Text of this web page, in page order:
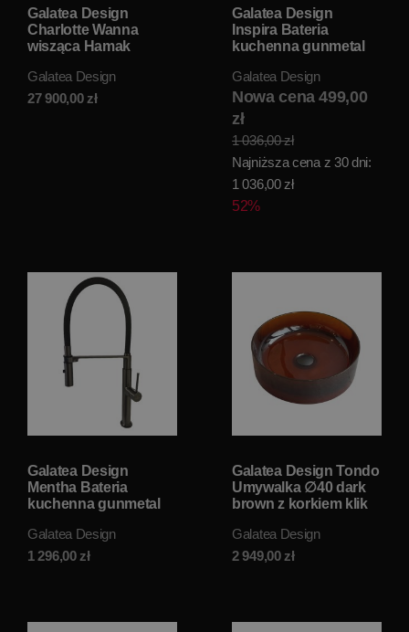
Galatea Design
Charlotte Wanna
wisząca Hamak
GDFU1065CQWH
Galatea Design
27 900,00zł
Galatea Design
Inspira Bateria
kuchenna gunmetal
WIETRZENIE
MAGAZYNU!!
Galatea Design
Nowa cena 499,00
zł
1 036,00 zł
Najniższa cena z 30 dni:
1 036,00 zł
52%
Galatea Design
Mentha Bateria
kuchenna gunmetal
MAGAZYNIE!!
Galatea Design
1 296,00zł
Galatea Design Tondo
Umywalka ∅40 dark
brown z korkiem klik
GDFU2018DB W
MAGAZYNIE!!
Galatea Design
2 949,00zł